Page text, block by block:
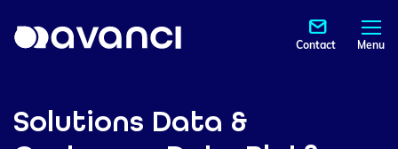
Contact Menu
Solutions Data &